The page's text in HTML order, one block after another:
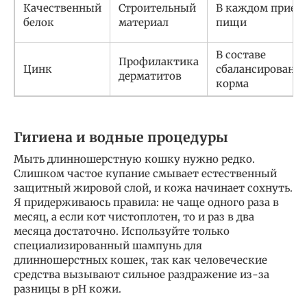
Качественный
белок
Строительный
материал
В каждом
пищи
Цинк
Профилактика
дерматитов
В составе
корма
Гигиена и водные процедуры
Мыть длинношерстную кошку нужно редко.
Слишком частое купание смывает естественный
защитный жировой слой, и кожа начинает сохнуть.
Я придерживаюсь правила: не чаще одного раза в
месяц, а если кот чистоплотен, то и раз в два
месяца достаточно. Используйте только
специализированный шампунь для
длинношерстных кошек, так как человеческие
средства вызывают сильное раздражение из-за
разницы в pH кожи.